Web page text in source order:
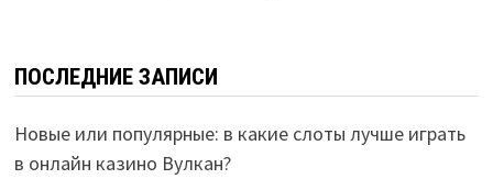
ПОСЛЕДНИЕ ЗАПИСИ
Новые или популярные: в какие слоты лучше играть
в онлайн казино Вулкан?